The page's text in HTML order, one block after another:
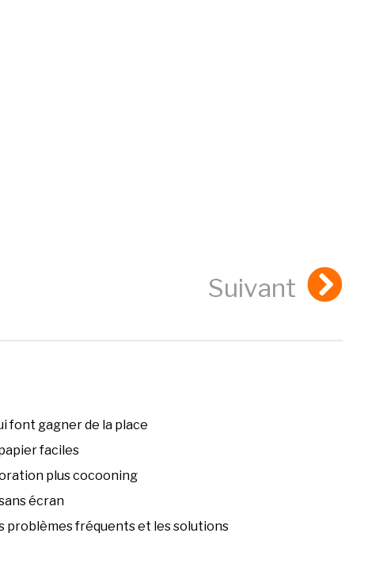
Suivant
font gagner de la place
faciles
plus cocooning
écran
problèmes fréquents et les solutions